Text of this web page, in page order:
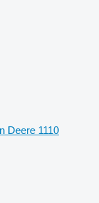
Deere 1110